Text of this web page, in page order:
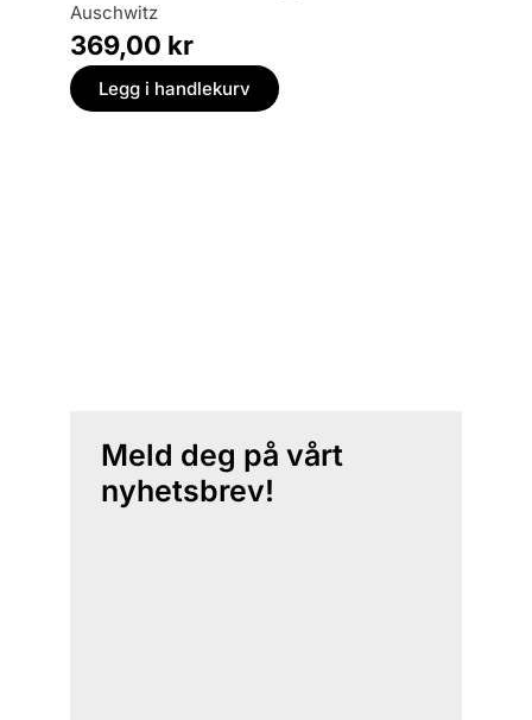
Auschwitz
369,00 kr
Legg i handlekurv
Meld deg på vårt
nyhetsbrev!